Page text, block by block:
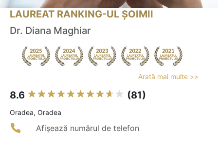
LAUREAT RANKING-UL ȘOIMII
Dr. Diana Maghiar
Arată mai multe >>
8.6 (81)
Oradea, Oradea
Afișează numărul de telefon